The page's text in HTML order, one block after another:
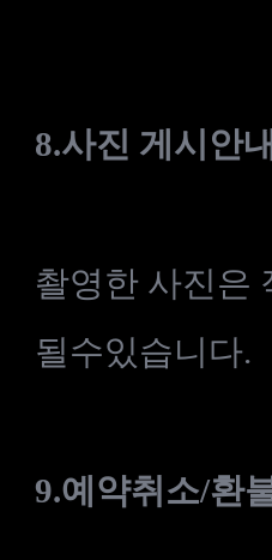
8.사진 게시안내
촬영한 사진은
될수있습니다.
9.예약취소/환